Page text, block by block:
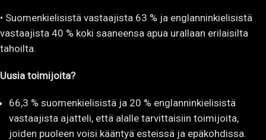
• Suomenkielisistä vastaajista 63 % ja englanninkielisistä
vastaajista 40 % koki saaneensa apua urallaan erilaisilta
tahoilta.
Uusia toimijoita?
66,3 % suomenkielisistä ja 20 % englanninkielisistä
vastaajista ajatteli, että alalle tarvittaisiin toimijoita,
joiden puoleen voisi kääntyä esteissä ja epäkohdissa.